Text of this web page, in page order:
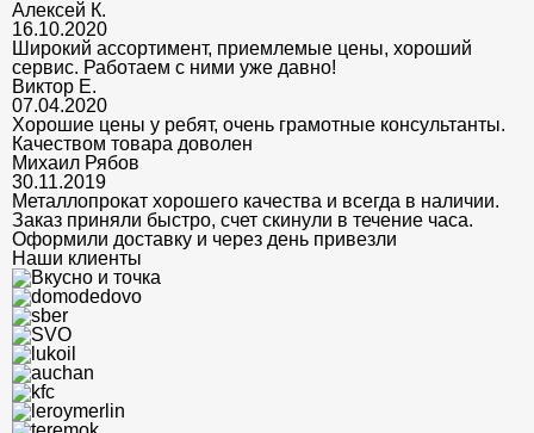
Алексей К.
16.10.2020
Широкий ассортимент, приемлемые цены, хороший
сервис. Работаем с ними уже давно!
Виктор Е.
07.04.2020
Хорошие цены у ребят, очень грамотные консультанты.
Качеством товара доволен
Михаил Рябов
30.11.2019
Металлопрокат хорошего качества и всегда в наличии.
Заказ приняли быстро, счет скинули в течение часа.
Оформили доставку и через день привезли
Наши клиенты